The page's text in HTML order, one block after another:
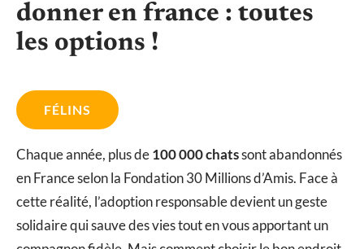
donner en france : toutes
les options !
FÉLINS
Chaque année, plus de100 000 chatssont abandonnés
en France selon la Fondation 30 Millions d’Amis. Face à
cette réalité, l’adoption responsable devient un geste
solidaire qui sauve des vies tout en vous apportant un